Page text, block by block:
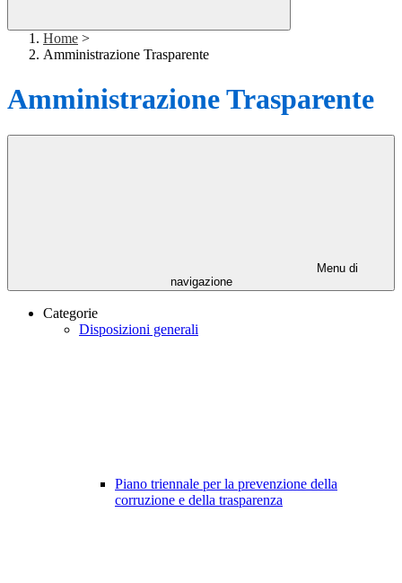
Home >
Amministrazione Trasparente
Amministrazione Trasparente
Menu di
navigazione
Categorie
Disposizioni generali
Piano triennale per la prevenzione della
corruzione e della trasparenza